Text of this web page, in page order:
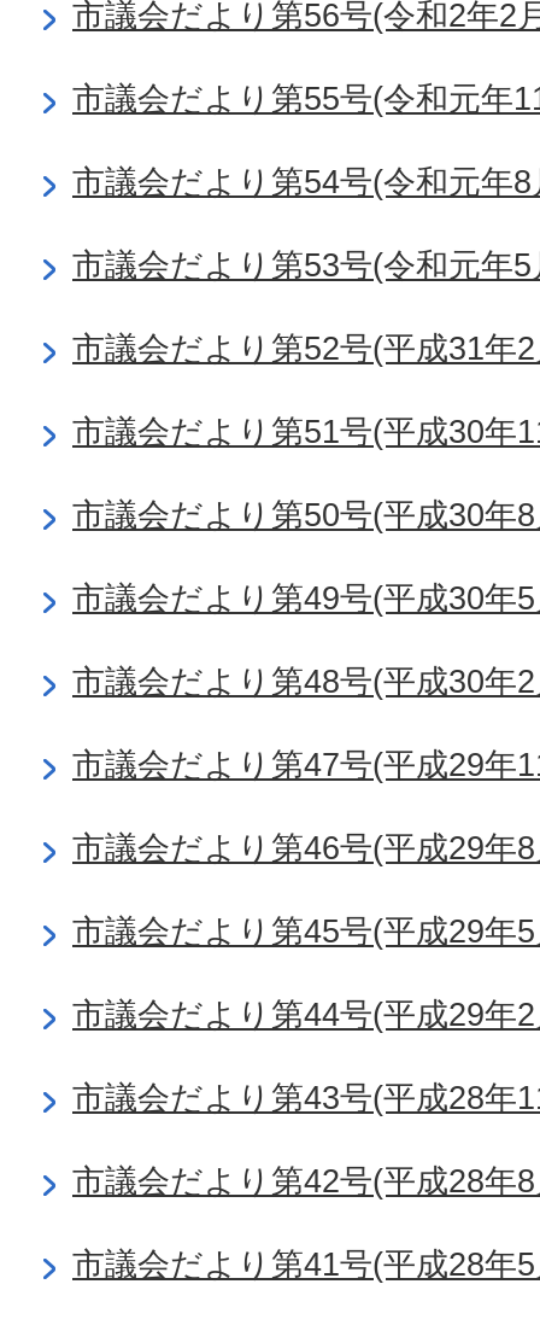
市議会だより第56号(令和2年2
市議会だより第55号(令和元年
市議会だより第54号(令和元年
市議会だより第53号(令和元年
市議会だより第52号(平成31年
市議会だより第51号(平成30年
市議会だより第50号(平成30年
市議会だより第49号(平成30年
市議会だより第48号(平成30年
市議会だより第47号(平成29年
市議会だより第46号(平成29年
市議会だより第45号(平成29年
市議会だより第44号(平成29年
市議会だより第43号(平成28年
市議会だより第42号(平成28年
市議会だより第41号(平成28年